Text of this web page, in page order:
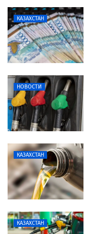
КАЗАХСТАН
НОВОСТИ
КАЗАХСТАН
КАЗАХСТАН